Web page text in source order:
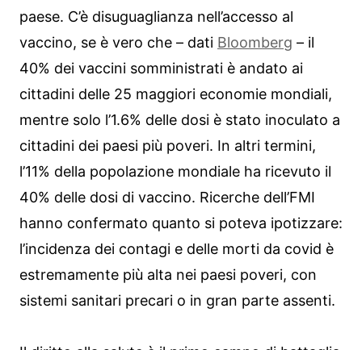
paese. C’è disuguaglianza nell’accesso al
vaccino, se è vero che – dati Bloomberg – il
40% dei vaccini somministrati è andato ai
cittadini delle 25 maggiori economie mondiali,
mentre solo l’1.6% delle dosi è stato inoculato a
cittadini dei paesi più poveri. In altri termini,
l’11% della popolazione mondiale ha ricevuto il
40% delle dosi di vaccino. Ricerche dell’FMI
hanno confermato quanto si poteva ipotizzare:
l’incidenza dei contagi e delle morti da covid è
estremamente più alta nei paesi poveri, con
sistemi sanitari precari o in gran parte assenti.